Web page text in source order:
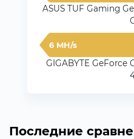
ASUS TUF Gaming
6 MH/s
GIGABYTE GeForce
Последние